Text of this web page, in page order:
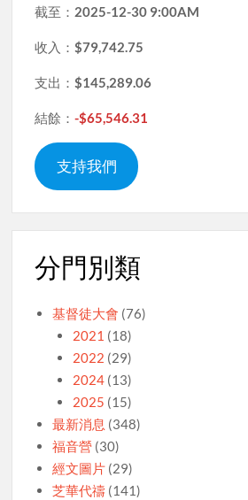
截至： 2025-12-30 9:00AM
收入：$79,742.75
支出：$145,289.06
結餘：-$65,546.31
支持我們
分門別類
基督徒大會 (76)
2021 (18)
2022 (29)
2024(13)
2025 (15)
最新消息 (348)
福音營 (30)
經文圖片 (29)
芝華代禱 (141)